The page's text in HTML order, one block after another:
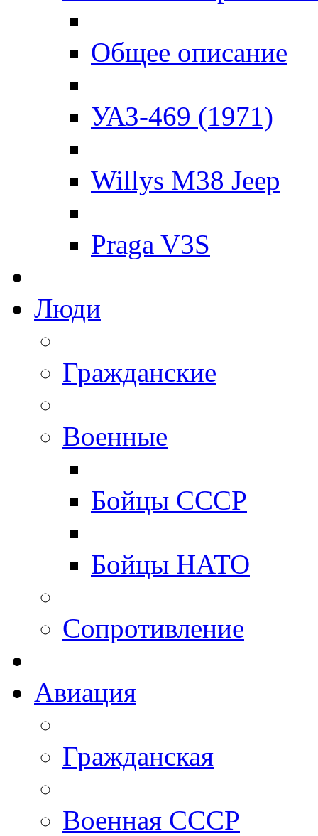
Общее описание
УАЗ-469 (1971)
Willys M38 Jeep
Praga V3S
Люди
Гражданские
Военные
Бойцы СССР
Бойцы НАТО
Сопротивление
Авиация
Гражданская
Военная СССР